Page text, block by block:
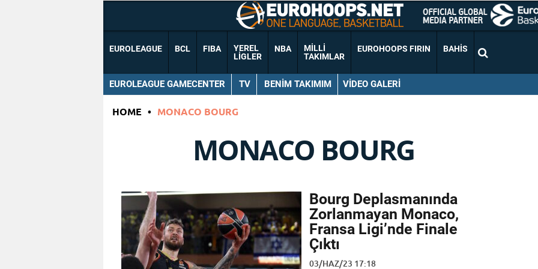
EUROLEAGUE BCL FIBA
YEREL
LIGLER
NBA
MILLI
TAKIMLAR
EUROHOOPS FIRIN BAHIS
EUROLEAGUE GAMECENTER TV BENIM TAKIMIM VIDEO GALERI
HOME • MONACO BOURG
MONACO BOURG
Bourg Deplasmanında
Zorlanmayan Monaco,
Fransa Ligi’nde Finale
Çıktı
03/HAZ/23 17:18